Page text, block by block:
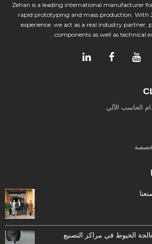
Zehan is a leading international manufacturer
rapid prototyping and mass production. With
experience. we act as a real industry partner,
components as well as technical
الحاسب الآلي
الخيوط في مراكز التصنيع